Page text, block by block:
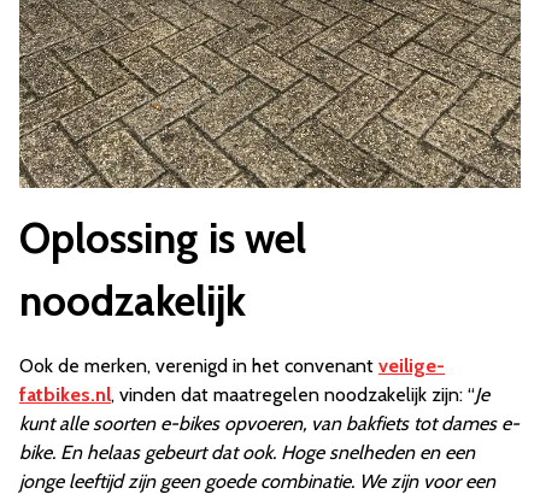
Oplossing is wel
noodzakelijk
Ook de merken, verenigd in het convenant veilige-
fatbikes.nl, vinden dat maatregelen noodzakelijk zijn: “Je
kunt alle soorten e-bikes opvoeren, van bakfiets tot dames e-
bike. En helaas gebeurt dat ook. Hoge snelheden en een
jonge leeftijd zijn geen goede combinatie. We zijn voor een